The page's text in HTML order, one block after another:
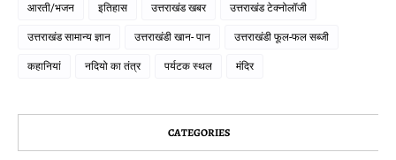
आरती/भजन इतिहास उत्तराखंड खबर उत्तराखंड टेक्नोलॉजी
उत्तराखंड सामान्य ज्ञान उत्तराखंडी खान- पान उत्तराखंडी फूल-फल सब्जी
कहानियां नदियो का तंत्र पर्यटक स्थल मंदिर
CATEGORIES